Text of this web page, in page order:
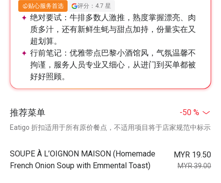
贴心服务首选 评分：4.7 星
绝对要试： 牛排多数人激推，熟度掌握漂亮、肉
质多汁，还有新鲜生蚝与甜点加持，份量实在又
超划算。
行前笔记： 优雅带点巴黎小酒馆风，气氛温馨不
拘谨，服务人员专业又细心，从进门到买单都被
好好照顾。
推荐菜单 -50 %
Eatigo 折扣适用于所有原价餐点，不适用项目将于店家规范中标示
⁠SOUPE À L’OIGNON MAISON (Homemade
French Onion Soup with Emmental Toast)
MYR 19.50
MYR 39.00